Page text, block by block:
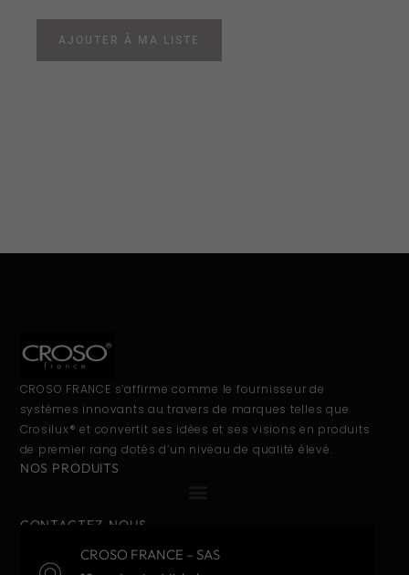
AJOUTER À MA LISTE
CROSO FRANCE s’affirme comme le fournisseur de
systèmes innovants au travers de marques telles que
Crosilux® et convertit ses idées et ses visions en produits
de premier rang dotés d’un niveau de qualité élevé.
NOS PRODUITS
CONTACTEZ-NOUS
CROSO FRANCE – SAS